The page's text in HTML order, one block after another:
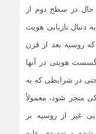
حال در سطح دوم از
بازیابی هویت
که روسیه بعد از قرن
هویتی در آنها
در شرایطی که به
منجر شود، معمولاً
غیر از روسیه بر